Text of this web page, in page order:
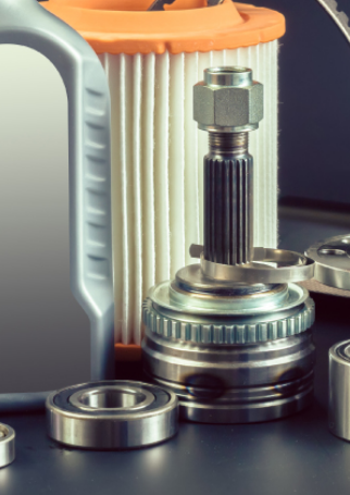
amortisseur
Électrovanne
Évaporateur
Mano
Thermostat d’eau
Sonde de température
principal
fusée
Débitmètre d’aire
Filtre à aire
Filtre à essence
Filtre à huile
Filtre à gasoil